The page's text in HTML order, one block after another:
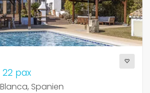
22 pax
Spanien